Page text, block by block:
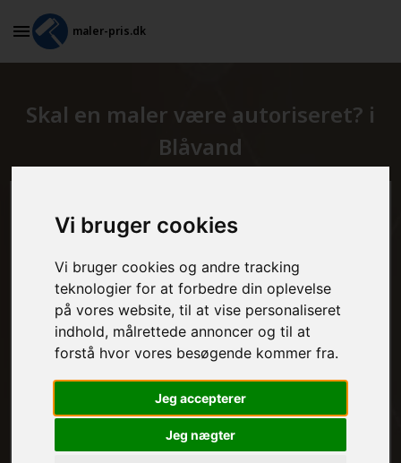
Vi bruger cookies
Vi bruger cookies og andre tracking
teknologier for at forbedre din oplevelse
på vores website, til at vise personaliseret
indhold, målrettede annoncer og til at
forstå hvor vores besøgende kommer fra.
Jeg accepterer
Jeg nægter
maler-pris.dk
Skal en maler være autoriseret? i
Blåvand
Beregn prisen her
MALEROPGAVER - INDVENDIGT:
MALEROPGAVER - UDVENDIGT:
FRAFLYTNINGSPAKKE: